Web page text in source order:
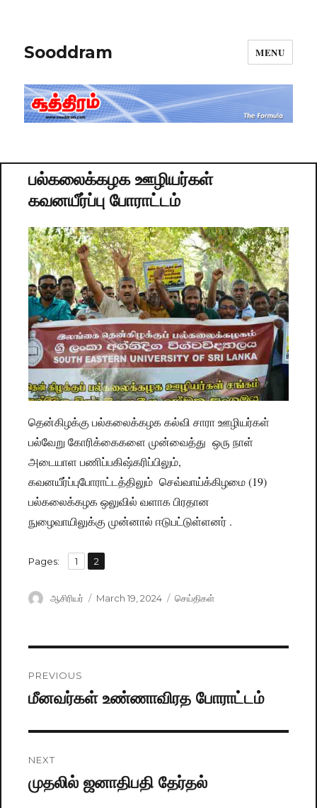
Sooddram MENU
பல்கலைக்கழக ஊழியர்கள்
கவனயீர்ப்பு போராட்டம்
தென்கிழக்கு பல்கலைக்கழக கல்வி சாரா ஊழியர்கள்
பல்வேறு கோரிக்கைகளை முன்வைத்து ஒரு நாள்
அடையாள பணிப்பகிஷ்கரிப்பிலும்,
கவனயீர்ப்புபோராட்டத்திலும் செவ்வாய்க்கிழமை (19)
பல்கலைக்கழக ஒலுவில் வளாக பிரதான
நுழைவாயிலுக்கு முன்னால் ஈடுபட்டுள்ளனர் .
Pages: Page
1 ,
Page
2
Author
ஆசிரியர்
Posted
March 19, 2024 Categories
செய்திகள்
navigation
PREVIOUS
Previous
மீனவர்கள் உண்ணாவிரத போராட்டம்
NEXT
Next
முதலில் ஜனாதிபதி தேர்தல்